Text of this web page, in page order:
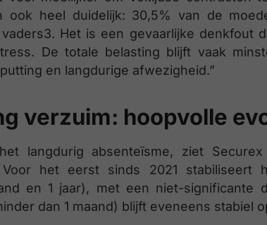
ook heel duidelijk: 30,5% van de
Het is een gevaarlijke denkfout
De totale belasting blijft vaak
en langdurige afwezigheid.”
verzuim: hoopvolle
langdurig absenteïsme, ziet
het eerst sinds 2021 stabiliseert
en 1 jaar), met een niet-significante
dan 1 maand) blijft eveneens stabiel